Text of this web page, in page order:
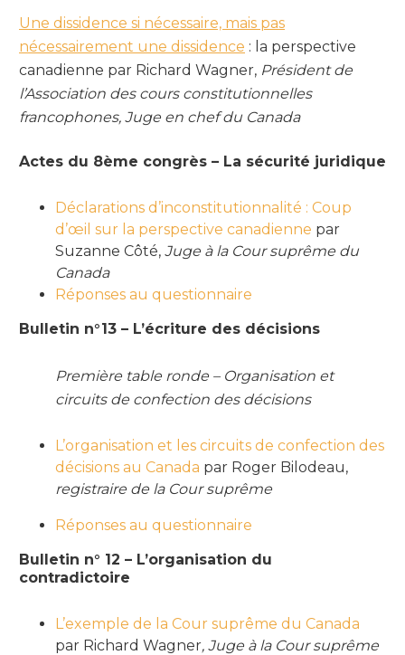
Une dissidence si nécessaire, mais pas
nécessairement une dissidence : la perspective
canadienne par Richard Wagner, Président de
l’Association des cours constitutionnelles
francophones, Juge en chef du Canada
Actes du 8ème congrès – La sécurité juridique
Déclarations d’inconstitutionnalité : Coup
d’œil sur la perspective canadienne par
Suzanne Côté, Juge à la Cour suprême du
Canada
Réponses au questionnaire
Bulletin n°13 – L’écriture des décisions
Première table ronde – Organisation et
circuits de confection des décisions
L’organisation et les circuits de confection des
décisions au Canada par Roger Bilodeau,
registraire de la Cour suprême
Réponses au questionnaire
Bulletin n° 12 – L’organisation du
contradictoire
L’exemple de la Cour suprême du Canada
par Richard Wagner, Juge à la Cour suprême